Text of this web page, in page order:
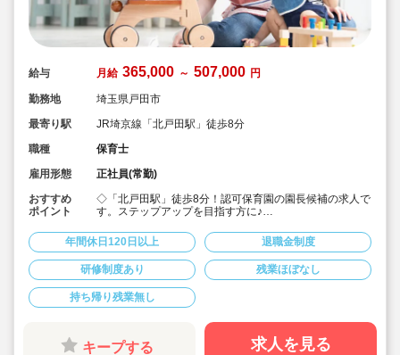
給与 月給 365,000 ～ 507,000 円
勤務地
埼玉県戸田市
最寄り駅
JR埼京線「北戸田駅」徒歩8分
職種
保育士
雇用形態
正社員(常勤)
おすすめ
ポイント
◇「北戸田駅」徒歩8分！認可保育園の園長候補の求人で
す。ステップアップを目指す方に♪
らに賞与3か月・残業は少なめと好条件です♪
◇年間休日123日！有給休暇は入社2カ月後に3日、半年
後に13日付与☆プライベートを大事にしながら働けま
す。
◇宿舎借上げ制度利用可！初期費用・引っ越し費用補助
あり！借り上げ利用されない方にもしっかり住宅手当て
があります♪
◇残業ゼロ推進 / 持ち帰り残業禁止 / 有給消化率も94.5%
◇各種手当てや社内割引など福利厚生が充実
年間休日120日以上 退職金制度
研修制度あり 残業ほぼなし
持ち帰り残業無し
キープする 求人を見る